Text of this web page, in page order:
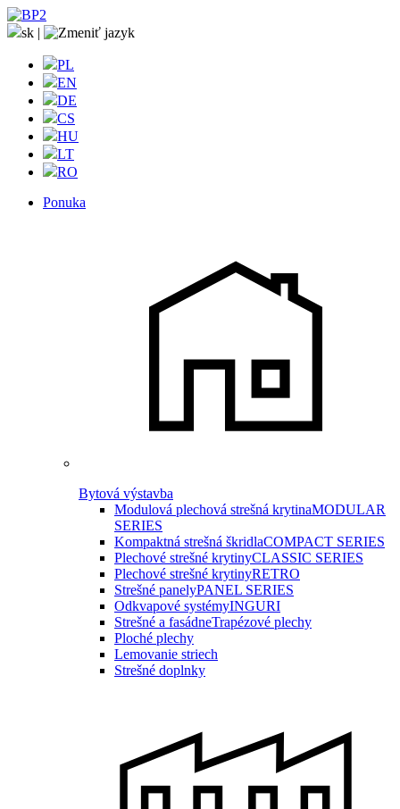
sk |
PL
EN
DE
CS
HU
LT
RO
Ponuka
Bytová výstavba
Modulová plechová strešná krytinaMODULAR
SERIES
Kompaktná strešná škridlaCOMPACT SERIES
Plechové strešné krytinyCLASSIC SERIES
Plechové strešné krytinyRETRO
Strešné panelyPANEL SERIES
Odkvapové systémyINGURI
Strešné a fasádneTrapézové plechy
Ploché plechy
Lemovanie striech
Strešné doplnky